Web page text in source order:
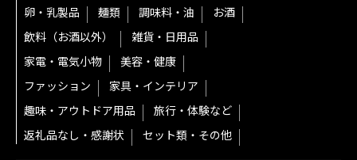
卵・乳製品
麺類 調味料・油
お酒
飲料（お酒以外）
雑貨・日用品
家電・電気小物
美容・健康
ファッション
家具・インテリア
趣味・アウトドア用品
旅行・体験など
返礼品なし・感謝状
セット類・その他